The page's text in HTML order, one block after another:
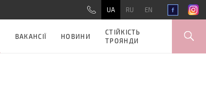
UA RU EN
ВАКАНСІЇ НОВИНИ
СТІЙКІСТЬ
ТРОЯНДИ